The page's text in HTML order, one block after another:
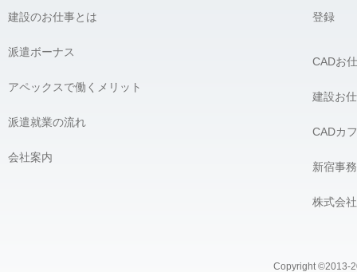
【個人情報問合せ窓口】
〒163-1305 東京都新宿区西新宿6-5-1 新宿アイランドタワー5F
Phone：03-4500-4612（平日9:00 〜 18:00） e-mail：
個人情報問合せ窓口責任者 株式会社 アペックス 髙橋 宏
＿＿＿＿＿＿＿＿＿＿＿＿＿＿＿＿
建設のお仕事とは
派遣ボーナス
アペックスで働くメリット
派遣就業の流れ
会社案内
登録
CADお
建設お
CADカ
新宿事
株式会
Copyright ©2013-